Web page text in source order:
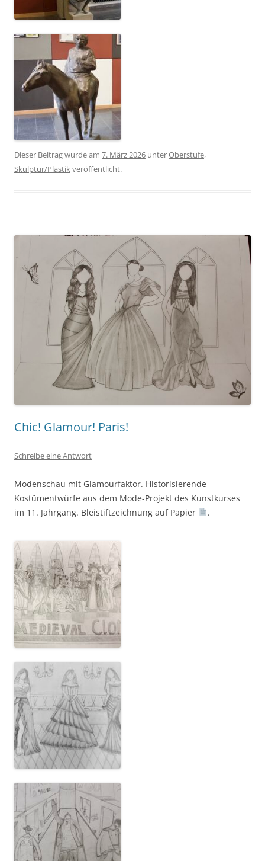
Dieser Beitrag wurde am 7. März 2026 unterOberstufe,
Skulptur/Plastikveröffentlicht.
Chic! Glamour! Paris!
Schreibe eine Antwort
Modenschau mit Glamourfaktor. Historisierende
Kostümentwürfe aus dem Mode-Projekt des Kunstkurses
im 11. Jahrgang. Bleistiftzeichnung auf Papier
.